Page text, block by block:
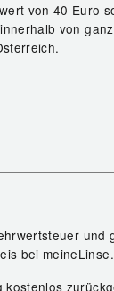
von 40 Euro
von ganz
und
bei meineLinse.